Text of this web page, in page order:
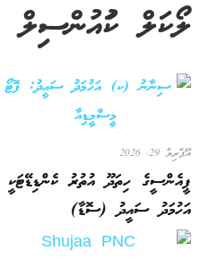
ލޯކަލް ކަުއުންސިލް
އޭޕްރިލް 29, 2026
ޕީއެންސީގެ ހިތަދޫ އުތުރު ކެންޑިޑޭޓަކީ
އަހުމަދު ސައީދު (ސޮޑާ)